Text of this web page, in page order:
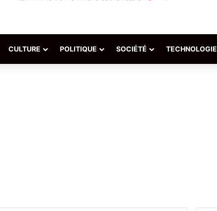
CULTURE POLITIQUE SOCIÉTÉ TECHNOLOGIE